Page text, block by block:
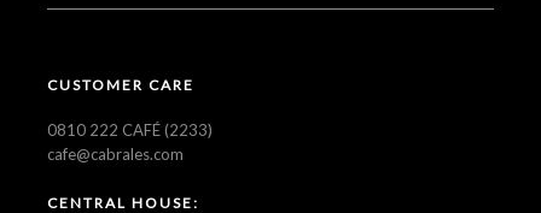
CUSTOMER CARE
0810 222 CAFÉ (2233)
cafe@cabrales.com
CENTRAL HOUSE: